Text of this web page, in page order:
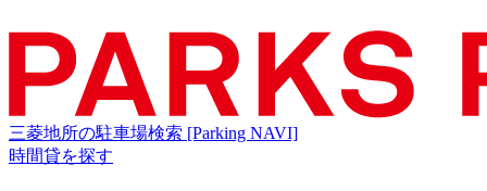
三菱地所の駐車場検索 [Parking NAVI]
時間貸を探す